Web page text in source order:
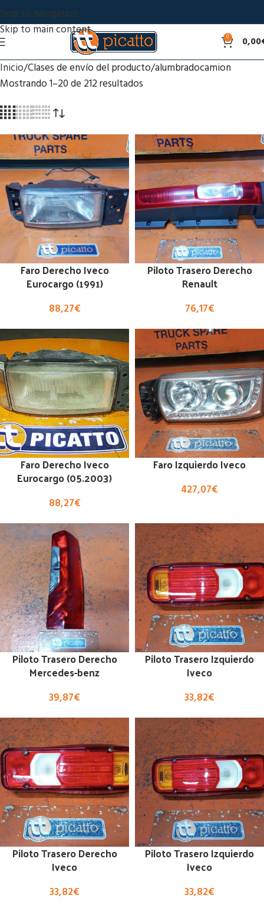
Skip to navigation
Skip to main content
0 0,00
Inicio Clases de envío del producto alumbradocamion
Mostrando 1–20 de 212 resultados
Faro Derecho Iveco
Eurocargo (1991)
88,27€
Piloto Trasero Derecho
Renault
76,17€
Faro Derecho Iveco
Eurocargo (05.2003)
88,27€
Faro Izquierdo Iveco
427,07€
Piloto Trasero Derecho
Mercedes-benz
39,87€
Piloto Trasero Izquierdo
Iveco
33,82€
Piloto Trasero Derecho
Iveco
33,82€
Piloto Trasero Izquierdo
Iveco
33,82€